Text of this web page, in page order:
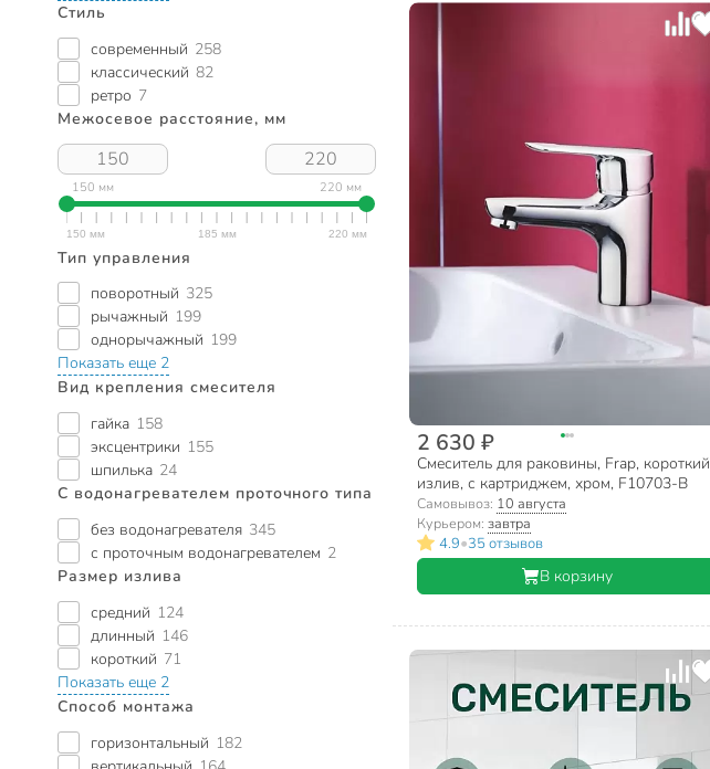
Стиль
современный 258
классический 82
ретро 7
Межосевое расстояние, мм
150 мм 220 мм
Тип управления
поворотный 325
рычажный 199
однорычажный 199
Показать еще 2
Вид крепления смесителя
гайка 158
эксцентрики 155
шпилька 24
С водонагревателем проточного типа
без водонагревателя 345
с проточным водонагревателем 2
Размер излива
средний 124
длинный 146
короткий 71
Показать еще 2
Способ монтажа
горизонтальный 182
2 630 ₽
Смеситель для раковины, Frap, короткий
излив, с картриджем, хром, F10703-B
Самовывоз: 10 августа
Курьером: завтра
4.9•35 отзывов
В корзину